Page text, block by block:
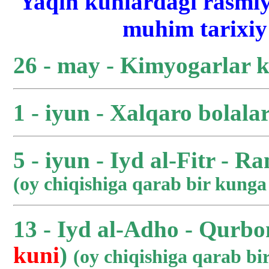
muhim
26 - may - Kimyogarlar
1 - iyun - Xalqaro
5 - iyun - Iyd al-Fitr -
(oy chiqishiga qarab bir
13 - Iyd al-Adho -
kuni) (oy chiqishiga qarab